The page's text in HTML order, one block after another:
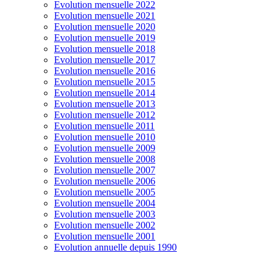
Evolution mensuelle 2022
Evolution mensuelle 2021
Evolution mensuelle 2020
Evolution mensuelle 2019
Evolution mensuelle 2018
Evolution mensuelle 2017
Evolution mensuelle 2016
Evolution mensuelle 2015
Evolution mensuelle 2014
Evolution mensuelle 2013
Evolution mensuelle 2012
Evolution mensuelle 2011
Evolution mensuelle 2010
Evolution mensuelle 2009
Evolution mensuelle 2008
Evolution mensuelle 2007
Evolution mensuelle 2006
Evolution mensuelle 2005
Evolution mensuelle 2004
Evolution mensuelle 2003
Evolution mensuelle 2002
Evolution mensuelle 2001
Evolution annuelle depuis 1990